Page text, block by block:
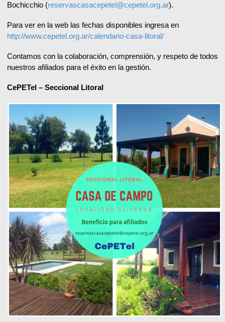
Bochicchio (reservascasacepetel@cepetel.org.ar).
Para ver en la web las fechas disponibles ingresa en
http://www.cepetel.org.ar/calendario-casa-litoral/
Contamos con la colaboración, comprensión, y respeto de todos
nuestros afiliados para el éxito en la gestión.
CePETel – Seccional Litoral